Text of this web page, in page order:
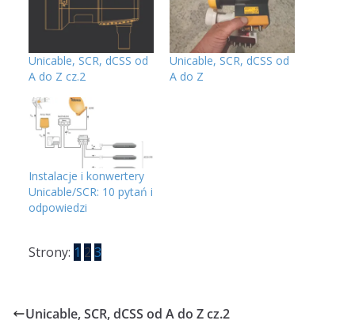
Unicable, SCR, dCSS od
A do Z cz.2
Unicable, SCR, dCSS od
A do Z
Instalacje i konwertery
Unicable/SCR: 10 pytań i
odpowiedzi
Strony: 1 2 3
Unicable, SCR, dCSS od A do Z cz.2